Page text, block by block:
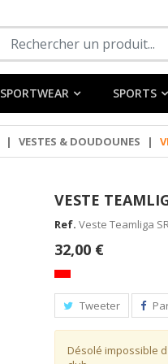
SPORTWEAR SPORTS
| VESTES & DOUDOUNES |
VESTE
Ref. Veste Teamliga
32,00 €
Tweeter
Désolé impossible